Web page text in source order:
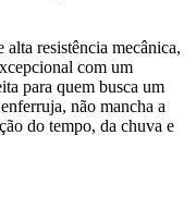
resistência mecânica,
com um
para quem busca um
não mancha a
do tempo, da chuva e